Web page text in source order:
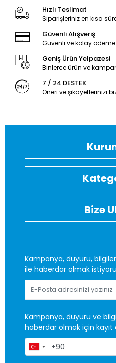
Hızlı Teslimat
Siparişleriniz en kısa
Güvenli Alışveriş
Güvenli ve kolay
Geniş Ürün Yelpazesi
Binlerce ürün ve
7 / 24 DESTEK
Öneri ve şikayetlerinizi
Bize
Kampanya, duyuru,
ile haberdar olmak
Kampanya, duyuru ve
haberdar olmak için kayıt